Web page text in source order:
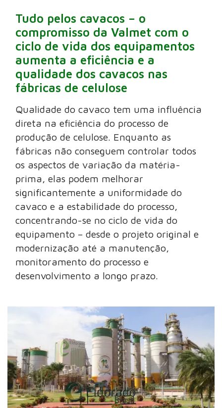
Tudo pelos cavacos – o
compromisso da Valmet com o
ciclo de vida dos equipamentos
aumenta a eficiência e a
qualidade dos cavacos nas
fábricas de celulose
Qualidade do cavaco tem uma influência
direta na eficiência do processo de
produção de celulose. Enquanto as
fábricas não conseguem controlar todos
os aspectos de variação da matéria-
prima, elas podem melhorar
significantemente a uniformidade do
cavaco e a estabilidade do processo,
concentrando-se no ciclo de vida do
equipamento – desde o projeto original e
modernização até a manutenção,
monitoramento do processo e
desenvolvimento a longo prazo.